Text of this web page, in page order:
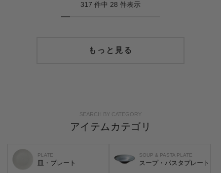
317 件中 28 件表示
もっと見る
SEARCH BY CATEGORY
アイテムカテゴリ
PLATE
皿・プレート
SOUP & PASTA PLATE
スープ・パスタプレート